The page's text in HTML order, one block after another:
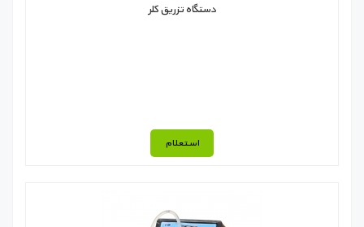
دستگاه تزریق کلر
استعلام